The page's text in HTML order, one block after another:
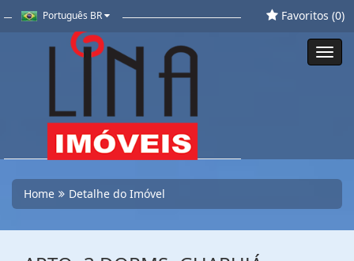
Português BR Favoritos (0)
Home Detalhe do Imóvel